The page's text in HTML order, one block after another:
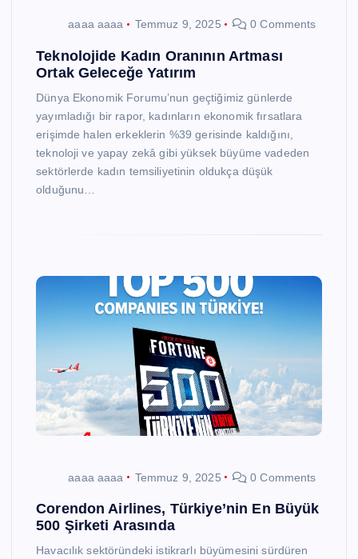
aaaa aaaa Temmuz 9, 2025 0 Comments
Teknolojide Kadın Oranının Artması
Ortak Geleceğe Yatırım
Dünya Ekonomik Forumu’nun geçtiğimiz günlerde
yayımladığı bir rapor, kadınların ekonomik fırsatlara
erişimde halen erkeklerin %39 gerisinde kaldığını,
teknoloji ve yapay zekâ gibi yüksek büyüme vadeden
sektörlerde kadın temsiliyetinin oldukça düşük
olduğunu…
aaaa aaaa Temmuz 9, 2025 0 Comments
Corendon Airlines, Türkiye’nin En Büyük
500 Şirketi Arasında
Havacılık sektöründeki istikrarlı büyümesini sürdüren